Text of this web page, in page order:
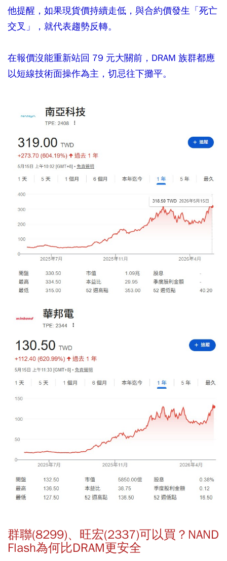
他提醒，如果現貨價持續走低，與合約價發生「死亡
交叉」，就代表趨勢反轉。
在報價沒能重新站回 79 元大關前，DRAM 族群都應
以短線技術面操作為主，切忌往下攤平。
群聯(8299)、旺宏(2337)可以買？NAND
Flash為何比DRAM更安全